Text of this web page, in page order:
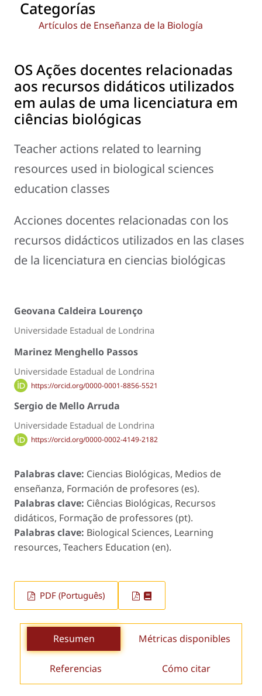
Categorías
Artículos de Enseñanza de la Biología
OS Ações docentes relacionadas
aos recursos didáticos utilizados
em aulas de uma licenciatura em
ciências biológicas
Teacher actions related to learning
resources used in biological sciences
education classes
Acciones docentes relacionadas con los
recursos didácticos utilizados en las clases
de la licenciatura en ciencias biológicas
Geovana Caldeira Lourenço
Universidade Estadual de Londrina
Marinez Menghello Passos
Universidade Estadual de Londrina
https://orcid.org/0000-0001-8856-5521
Sergio de Mello Arruda
Universidade Estadual de Londrina
https://orcid.org/0000-0002-4149-2182
Palabras clave: Ciencias Biológicas, Medios de
enseñanza, Formación de profesores (es).
Palabras clave: Ciências Biológicas, Recursos
didáticos, Formação de professores (pt).
Palabras clave: Biological Sciences, Learning
resources, Teachers Education (en).
PDF (Português)
Resumen Métricas disponibles
Referencias Cómo citar